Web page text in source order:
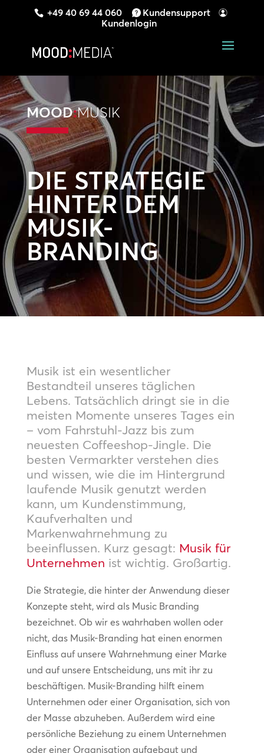
+49 40 69 44 060
Kundensupport
Kundenlogin
MOOD:MUSIK
DIE STRATEGIE
HINTER DEM
MUSIK-
BRANDING
Musik ist ein wesentlicher
Bestandteil unseres täglichen
Lebens. Tatsächlich dringt sie in die
meisten Momente unseres Tages ein
– vom Fahrstuhl-Jazz bis zum
neuesten Coffeeshop-Jingle. Die
besten Vermarkter verstehen dies
und wissen, wie die im Hintergrund
laufende Musik genutzt werden
kann, um Kundenstimmung,
Kaufverhalten und
Markenwahrnehmung zu
beeinflussen. Kurz gesagt: Musik für
Unternehmen ist wichtig. Großartig.
Die Strategie, die hinter der Anwendung dieser
Konzepte steht, wird als Music Branding
bezeichnet. Ob wir es wahrhaben wollen oder
nicht, das Musik-Branding hat einen enormen
Einfluss auf unsere Wahrnehmung einer Marke
und auf unsere Entscheidung, uns mit ihr zu
beschäftigen. Musik-Branding hilft einem
Unternehmen oder einer Organisation, sich von
der Masse abzuheben. Außerdem wird eine
persönliche Beziehung zu einem Unternehmen
oder einer Organisation aufgebaut und